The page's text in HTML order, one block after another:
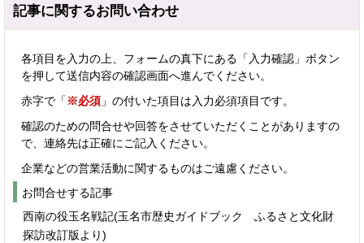
記事に関するお問い合わせ
各項目を入力の上、フォームの真下にある「入力確認」ボタン
を押して送信内容の確認画面へ進んでください。
赤字で「 ※必須 」の付いた項目は入力必須項目です。
確認のための問合せや回答をさせていただくことがありますの
で、連絡先は正確にご記入ください。
企業などの営業活動に関するものはご遠慮ください。
お問合せする記事
西南の役玉名戦記(玉名市歴史ガイドブック ふるさと文化財
探訪改訂版より)